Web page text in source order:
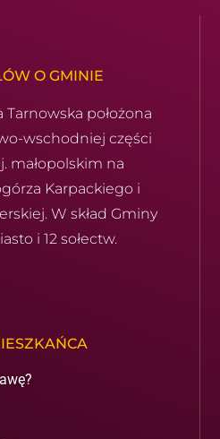
O GMINIE
położona
wschod­niej części
małopolskim na
Karpackiego i
W skład Gminy
i 12 sołectw.